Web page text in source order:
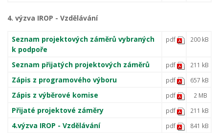
4. výzva IROP - Vzdělávání
Seznam projektových záměrů vybraných
k podpoře
pdf 200 kB
Seznam přijatých projektových záměrů pdf 211 kB
Zápis z programového výboru pdf 657 kB
Zápis z výběrové komise pdf 2 MB
Přijaté projektové záměry pdf 211 kB
4.výzva IROP - Vzdělávání pdf 841 kB